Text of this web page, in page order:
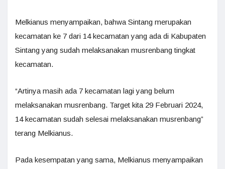
Melkianus menyampaikan, bahwa Sintang merupakan
kecamatan ke 7 dari 14 kecamatan yang ada di Kabupaten
Sintang yang sudah melaksanakan musrenbang tingkat
kecamatan.
“Artinya masih ada 7 kecamatan lagi yang belum
melaksanakan musrenbang. Target kita 29 Februari 2024,
14 kecamatan sudah selesai melaksanakan musrenbang”
terang Melkianus.
Pada kesempatan yang sama, Melkianus menyampaikan